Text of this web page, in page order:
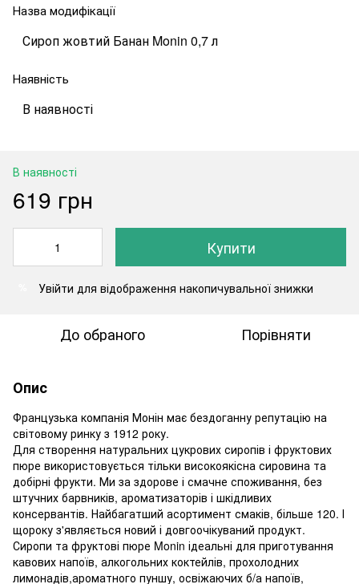
Назва модифікації
Сироп жовтий Банан Monin 0,7 л
Наявність
В наявності
В наявності
619 грн
Купити
Увійти для відображення накопичувальної знижки
До обраного Порівняти
Опис
Французька компанія Монін має бездоганну репутацію на
світовому ринку з 1912 року.
Для створення натуральних цукрових сиропів і фруктових
пюре використовується тільки високоякісна сировина та
добірні фрукти. Ми за здорове і смачне споживання, без
штучних барвників, ароматизаторів і шкідливих
консервантів. Найбагатший асортимент смаків, більше 120. І
щороку з'являється новий і довгоочікуваний продукт.
Сиропи та фруктові пюре Monin ідеальні для приготування
кавових напоїв, алкогольних коктейлів, прохолодних
лимонадів,ароматного пуншу, освіжаючих б/а напоїв,